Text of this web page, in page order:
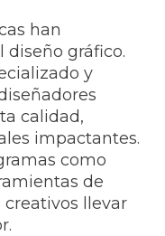
han
diseño gráfico.
y
calidad,
impactantes.
como
de
llevar